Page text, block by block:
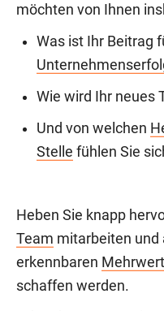
möchten von Ihnen
Was ist Ihr Beitrag
Wie wird Ihr neues
Und von welchen
Stelle fühlen Sie
Heben Sie knapp
Team mitarbeiten und
erkennbaren Mehrwert
schaffen werden.